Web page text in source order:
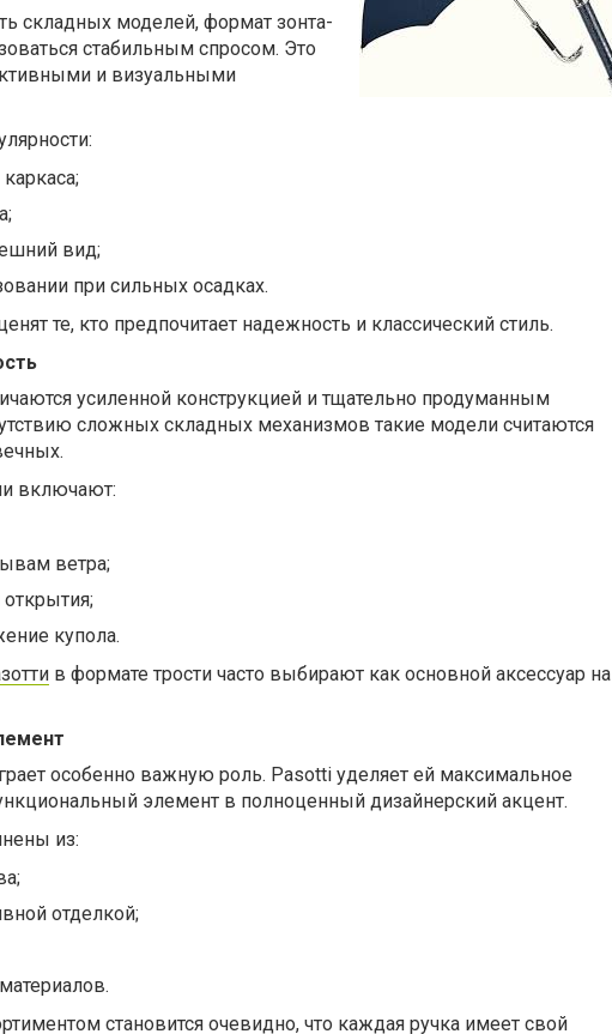
складных моделей, формат зонта-
стабильным спросом. Это
и визуальными
вид;
при сильных осадках.
те, кто предпочитает надежность и классический стиль.
усиленной конструкцией и тщательно продуманным
сложных складных механизмов такие модели считаются
включают:
ветра;
купола.
в формате трости часто выбирают как основной аксессуар на
особенно важную роль. Pasotti уделяет ей максимальное
элемент в полноценный дизайнерский акцент.
из:
отделкой;
становится очевидно, что каждая ручка имеет свой